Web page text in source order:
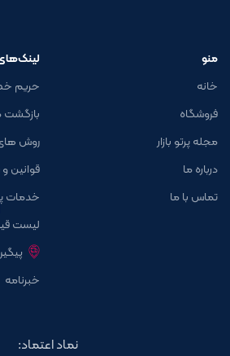
منو
خانه
فروشگاه
مجله پرتو بازار
درباره ما
تماس با ما
حریم
روش
قوانین
خدمات
لیست
خبرنامه
نماد اعتماد: